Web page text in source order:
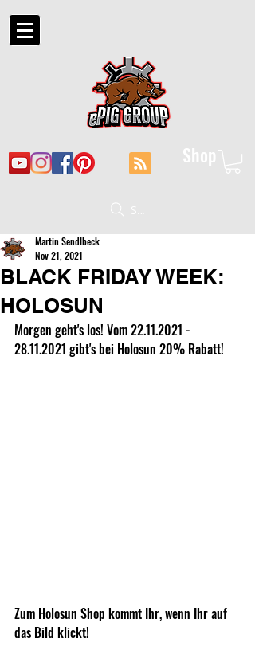
Shop
Suche
BLACK FRIDAY WEEK:
HOLOSUN
Martin Sendlbeck
Nov 21, 2021
Morgen geht's los! Vom 22.11.2021 -
Zum Holosun Shop kommt Ihr, wenn Ihr auf
das Bild klickt!